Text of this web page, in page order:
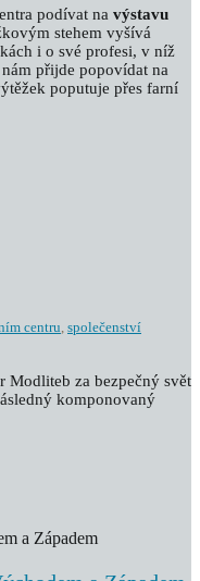
podívat na výstavu
stehem vyšívá
i o své profesi, v níž
přijde popovídat na
poputuje přes farní
centru, společenství
Modliteb za bezpečný svět
komponovaný